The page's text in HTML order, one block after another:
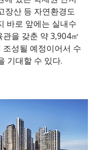
장산 등 자연환경도
바로 앞에는 실내수
을 갖춘 약 3,904㎡
성될 예정이어서 수
기대할 수 있다.